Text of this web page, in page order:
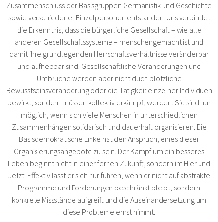
Zusammenschluss der Basisgruppen Germanistik und Geschichte
sowie verschiedener Einzelpersonen entstanden. Uns verbindet
die Erkenntnis, dass die bürgerliche Gesellschaft – wie alle
anderen Gesellschaftssysteme – menschengemacht ist und
damit ihre grundlegenden Herrschaftsverhältnisse veränderbar
und aufhebbar sind. Gesellschaftliche Veränderungen und
Umbrüche werden aber nicht duch plötzliche
Bewusstseinsveränderung oder die Tätigkeit einzelner Individuen
bewirkt, sondern müssen kollektiv erkämpft werden. Sie sind nur
möglich, wenn sich viele Menschen in unterschiedlichen
Zusammenhängen solidarisch und dauerhaft organisieren. Die
Basisdemokratische Linke hat den Anspruch, eines dieser
Organisierungsangebote zu sein. Der Kampf um ein besseres
Leben beginnt nicht in einer fernen Zukunft, sondern im Hier und
Jetzt. Effektiv lässt er sich nur führen, wenn er nicht auf abstrakte
Programme und Forderungen beschränkt bleibt, sondern
konkrete Missstände aufgreift und die Auseinandersetzung um
diese Probleme ernst nimmt.